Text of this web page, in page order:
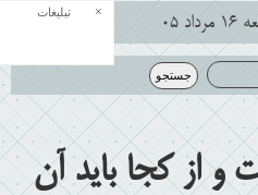
۰۵
از کجا باید آن
تبلیغات